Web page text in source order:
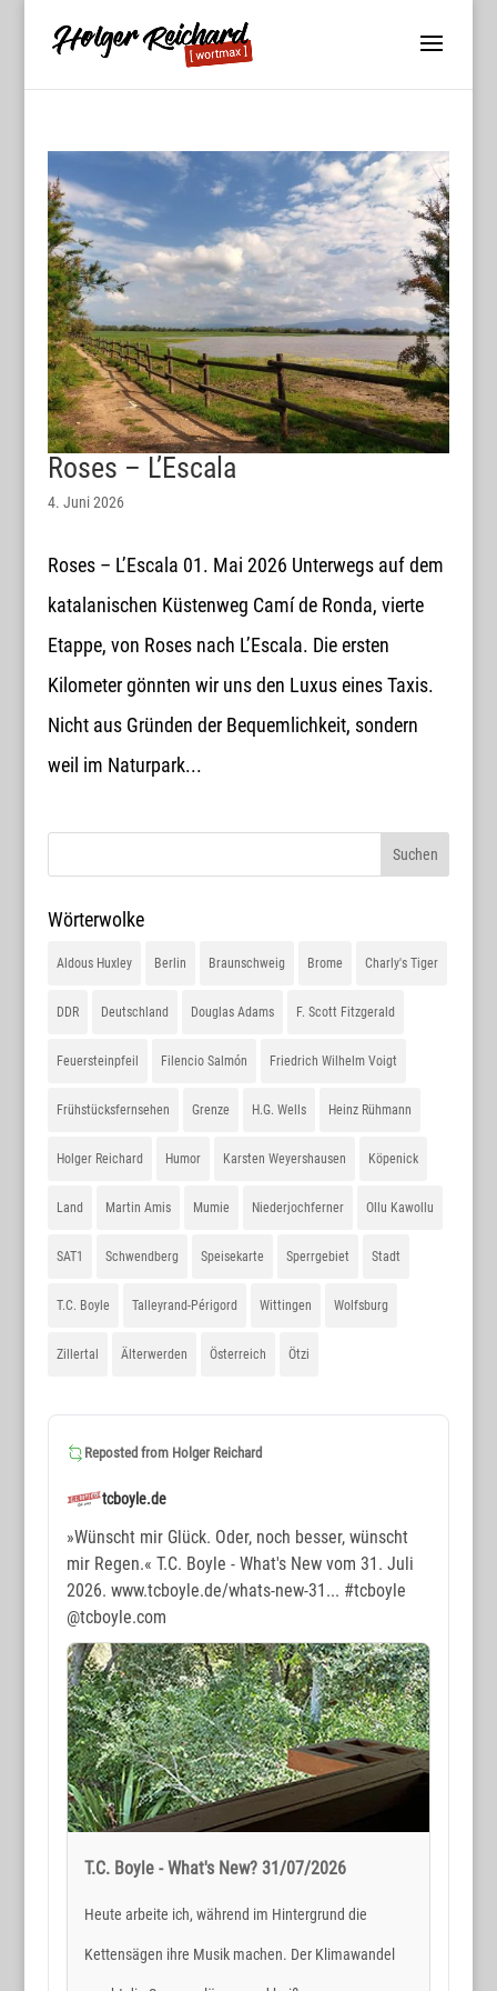
Roses – L’Escala
4. Juni 2026
Roses – L’Escala 01. Mai 2026 Unterwegs auf dem
katalanischen Küstenweg Camí de Ronda, vierte
Etappe, von Roses nach L’Escala. Die ersten
Kilometer gönnten wir uns den Luxus eines Taxis.
Nicht aus Gründen der Bequemlichkeit, sondern
weil im Naturpark...
Wörterwolke
Aldous Huxley Berlin Braunschweig Brome Charly's Tiger
DDR Deutschland Douglas Adams F. Scott Fitzgerald
Feuersteinpfeil Filencio Salmón Friedrich Wilhelm Voigt
Frühstücksfernsehen Grenze H.G. Wells Heinz Rühmann
Holger Reichard Humor Karsten Weyershausen Köpenick
Land Martin Amis Mumie Niederjochferner Ollu Kawollu
SAT1 Schwendberg Speisekarte Sperrgebiet Stadt
T.C. Boyle Talleyrand-Périgord Wittingen Wolfsburg
Zillertal Älterwerden Österreich Ötzi
Reposted from Holger Reichard
tcboyle.de
»Wünscht mir Glück. Oder, noch besser, wünscht
mir Regen.« T.C. Boyle - What's New vom 31. Juli
2026. www.tcboyle.de/whats-new-31... #tcboyle
@tcboyle.com
T.C. Boyle - What's New? 31/07/2026
Heute arbeite ich, während im Hintergrund die
Kettensägen ihre Musik machen. Der Klimawandel